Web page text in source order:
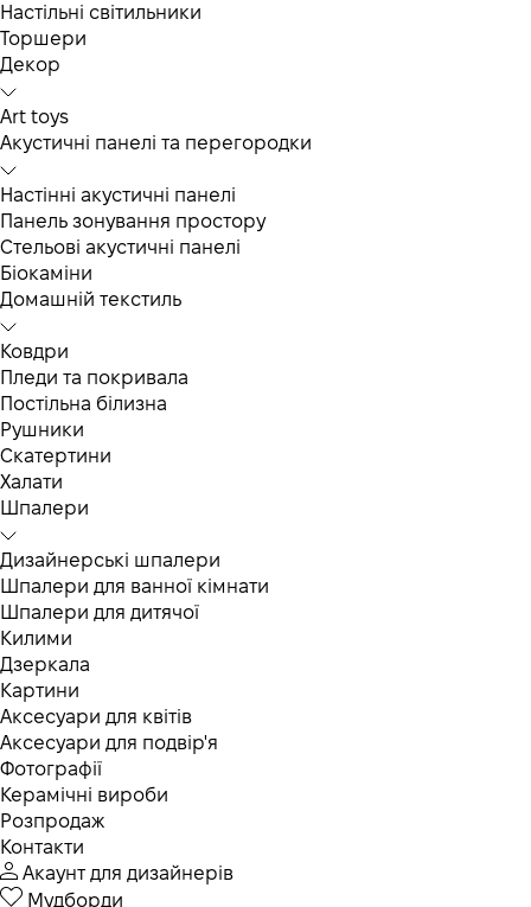
Настільні світильники
Торшери
Декор
Art toys
Акустичні панелі та перегородки
Настінні акустичні панелі
Панель зонування простору
Стельові акустичні панелі
Біокаміни
Домашній текстиль
Ковдри
Пледи та покривала
Постільна білизна
Рушники
Скатертини
Халати
Шпалери
Дизайнерські шпалери
Шпалери для ванної кімнати
Шпалери для дитячої
Килими
Дзеркала
Картини
Аксесуари для квітів
Аксесуари для подвір'я
Фотографії
Керамічні вироби
Розпродаж
Контакти
Акаунт для дизайнерів
Мудборди